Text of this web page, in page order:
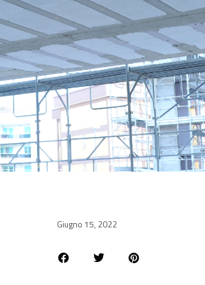
Giugno 15, 2022